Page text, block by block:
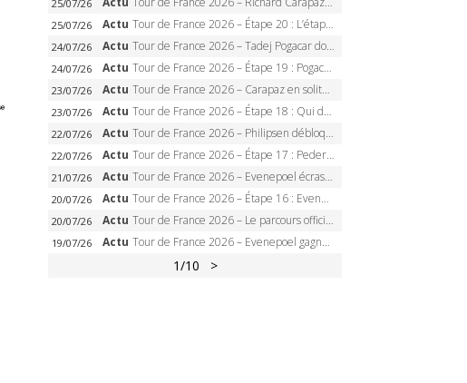
25/07/26
25/07/26 Actu Tour de France 2026 – Étape 20 : L’étape reine, Galibier, Sarenne, Alpe d’Huez, qui succédera à Pogacar ?
24/07/26 Actu Tour de France 2026 – Tadej Pogacar dompte l’Alpe d’Huez, 5e victoire, record de Pantani pulvérisé
24/07/26 Actu Tour de France 2026 – Étape 19 : Pogacar peut-il enfin dompter l’Alpe d’Huez ?
23/07/26 Actu Tour de France 2026 – Carapaz en solitaire à Orcières-Merlette, Paret-Peintre à un point du maillot à pois
23/07/26 Actu Tour de France 2026 – Étape 18 : Qui domptera Orcières-Merlette, première marche vers l’Alpe d’Huez ?
22/07/26 Actu Tour de France 2026 – Philipsen débloque son compteur à Voiron, Pedersen en danger pour le maillot vert
22/07/26 Actu Tour de France 2026 – Étape 17 : Pedersen peut-il verrouiller le maillot vert à Voiron ?
21/07/26 Actu Tour de France 2026 – Evenepoel écrase le chrono d’Évian, Seixas 4e, Lipowitz abandonne
20/07/26 Actu Tour de France 2026 – Étape 16 : Evenepoel, Pogacar, Ganna… qui domptera le chrono d’Évian pour redessiner le podium ?
20/07/26 Actu Tour de France 2026 – Le parcours officiel complet : 21 étapes, profils, carte et dates
19/07/26 Actu Tour de France 2026 – Evenepoel gagne à Solaison, Vingegaard abandonne, Pogacar toujours en jaune
1/10 >